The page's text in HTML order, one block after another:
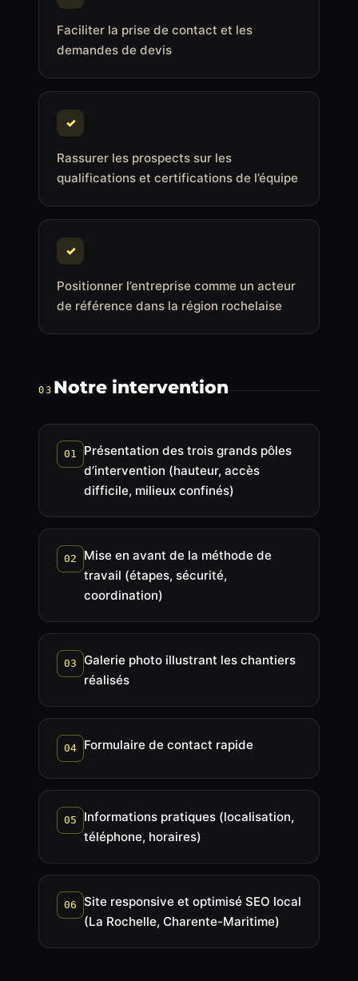
Faciliter la prise de contact et les
demandes de devis
✓
Rassurer les prospects sur les
qualifications et certifications de l’équipe
✓
Positionner l’entreprise comme un acteur
de référence dans la région rochelaise
03 Notre intervention
01
Présentation des trois grands pôles
d’intervention (hauteur, accès
difficile, milieux confinés)
02
Mise en avant de la méthode de
travail (étapes, sécurité,
coordination)
03
Galerie photo illustrant les chantiers
réalisés
04 Formulaire de contact rapide
05
Informations pratiques (localisation,
téléphone, horaires)
06
Site responsive et optimisé SEO local
(La Rochelle, Charente-Maritime)